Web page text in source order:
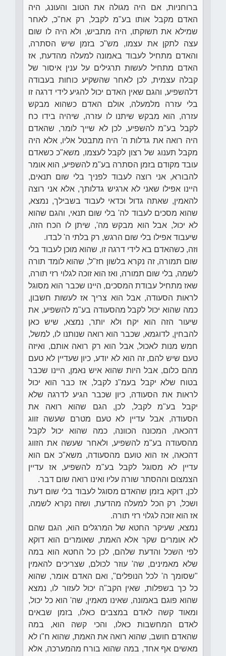
ברוחניות, אם היה מגולה את הטוב והעונג, היה
האדם מקבל אותו בע"מ לקבל, רק אח"כ, לאחר
שמילא את תשוקתו, היה מתביש, ולא היה לו שום
עצה לתקן את עצמו, מש"כ בזמן שיש הסתרה,
והאדם מתחיל לעבוד באמונה למעלה מהדעת, אז
האדם מתחיל לעשות תרגילים על ענין איסור של
קבלה עצמית, לכן לאחר שהשקיע כוחות בעבודה
דלהשפיע, והגם שאין האדם יכול להגיע לידי דרגה זו
בלי עזרה מלמעלה, אולם האדם כשהוא מבקש
עזרה, הוא מבקש שיתנו לו עזרה, שיהיה בידו כח
לקבל בע"מ להשפיע, לכן לא שייך לומר, שהאדם
היה רואה את גדלות ה' היה מתבטל אליו, אלא היה
מקבל תענוג של רצון לקבל לעצמו, משא"כ כשאדם
עובד מקודם בזמן הסתרה בע"מ להשפיע, הוא אומר
להבורא, אני רוצה לעבוד לפניך בלי שום תנאים,
היינו אפילו שאני לא ארגיש גדלותך, אלא אני רוצה
להאמין, שאתה גדול וכדאי לעבוד בשבילך, נמצא,
שהוא מסכים לעבוד לה' בלי שום תנאי, והגם שהוא
לא יכול, אבל הוא מבקש מה', שיתן לו הכח הזה,
שיעבוד אפילו בלי שום הרגש, רק בלתי ה' לבדו.
וזה, כשהאדם בא לידי דרגה זו, שהוא מוכן לעבוד בלי
שום תמורה, זה נקרא בלשון חז"ל, שהוא לומד תורה
לשמה, בלי שום תמורה, ואז הוא זוכה לגלוי רזי תורה,
שאז מתחיל עבודת המסכים, היינו שכבר הוא מסוגל
לראות הסעודה, אבל הוא צריך אז לעשות חשבון,
כמה שהוא יכול לקבל מהסעודה בע"מ להשפיע, את
שיעור הזה הוא יקח ולא יותר, נמצא, שיש כאן
להבחין, לדוגמא, שכבר הוא רואה שנותנו לו, למשל,
חמש מנות לאכול, אבל הוא רק רואה אותם, ואיזה
טעם שיש להם, זה הוא לא יודע, כיון שעדיין לא טעם
מהם כלום, אבל היות שהוא איש נאמן, היינו שכבר
בטוח שלא יקבל בעמ"נ לקבל, אז כבר הוא יכול
לראות את הסעודה, כיון שכבר הגיע לדרגה שלא
יקבל בע"מ לקבל, לכן, הגם שהוא רואה את
הסעודה, אבל עדיין לא טעם מטרם שעשה זווג
דהכאה, המכונה הכוונה, כמה שהוא יכול לקבל
מהסעודה בע"מ להשפיע, ולאחר שעשה את הזווג
דהכאה, אז הוא טועם מהסעודה, משא"כ אם הוא
עדיין לא מסוגל לקבל בע"מ להשפיע, אז עדיין
הצמצום וההסתר שורה עליו ואינו רואה שום דבר.
לכן, דוקא בזמן שהאדם מסוגל לעבוד בלי שום דעת
ושכל, רק הכל למעלה מהדעת, ושזה נקרא לשמה,
אז הוא זוכה לגלוי רזי תורה.
נמצא, שעיקר החטא של המרגלים הוא, הגם שהם
לא אומרים שקר אלא האמת, שאומרים הוא דוקא
לפי השכל והדעת שלהם, לכן כל החטא הוא במה
שלא מאמינים, שה' עוזר לכולם, שצריכים להאמין
"שסומך ה' לכל הנופלים", ואם האדם אומר, שהוא
כל כך בשפלות, שאין הקב"ה יכול לעזור לו, נמצא
שהוא פוגם באמונה, שאינו מאמין, שה' הוא כל יכול,
ומאוד קשה לאדם במצבים כאלו, בזמן שבאים
לאדם המחשבות כאלו, והכי קשה הוא, במה
שהאדם חושב, שהוא רואה את האמת, שהוא ח"ו לא
מאשים אף אחד, במה שהוא בורח מהמערכה, אלא